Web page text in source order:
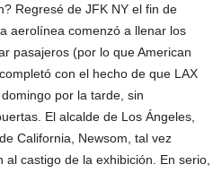
Regresé de JFK NY el fin de
aerolínea comenzó a llenar los
pasajeros (por lo que American
con el hecho de que LAX
por la tarde, sin
El alcalde de Los Ángeles,
California, Newsom, tal vez
castigo de la exhibición. En serio,